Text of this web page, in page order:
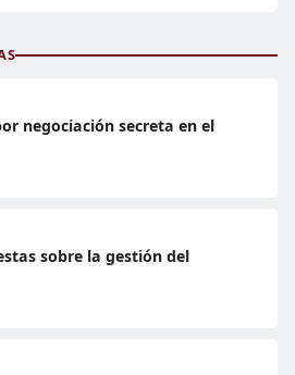
negociación secreta en el
sobre la gestión del